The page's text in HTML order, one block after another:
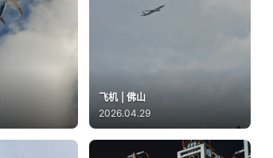
飞机 | 佛山
2026.04.29